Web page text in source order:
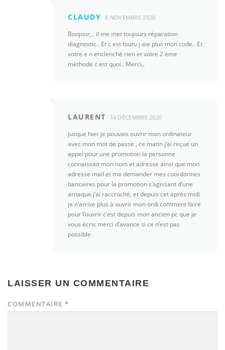
CLAUDY 8 NOVEMBRE 2020
Bonjour,.. il me met toujours réparation
diagnostic.. Et c est foutu j aie plus mon code.. Et
votre e n enclenché rien et votre 2 ème
méthode c est quoi.. Merci..
LAURENT 14 DÉCEMBRE 2020
jusque hier je pouvais ouvrir mon ordinateur
avec mon mot de passe , ce matin j’ai reçue un
appel pour une promotion la personne
connaissait mon nom et adresse ainsi que mon
adresse mail et ma demander mes coordonnes
bancaires pour la promotion s’agissant d’une
arnaque j’ai raccroché, et depuis cet après midi
je n’arrive plus à ouvrir mon ordi comment faire
pour l’ouvrir c’est depuis mon ancien pc que je
vous écris merci d’avance si ce n’est pas
possible
LAISSER UN COMMENTAIRE
COMMENTAIRE *